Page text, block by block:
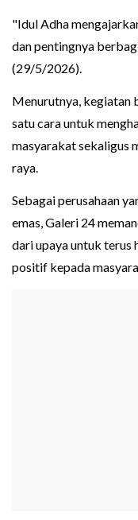
"Idul Adha
dan pentingnya
(29/5/2026).
Menurutnya, kegiatan
satu cara untuk
masyarakat sekaligus
raya.
Sebagai perusahaan
emas, Galeri 24
dari upaya untuk
positif kepada